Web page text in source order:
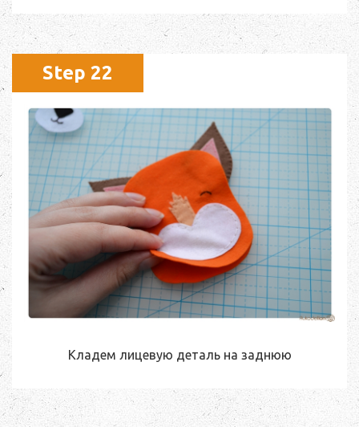
Step 22
Кладем лицевую деталь на заднюю